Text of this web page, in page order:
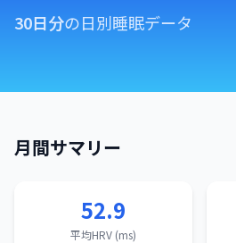
30日分の日別睡眠データ
月間サマリー
52.9
平均HRV (ms)